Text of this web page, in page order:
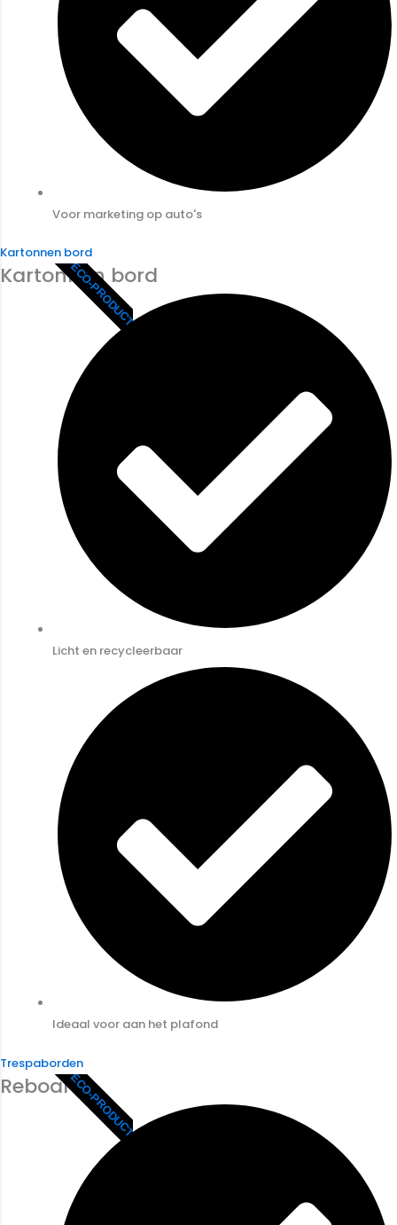
Voor marketing op auto's
Kartonnen bord
ECO-PRODUCT
Kartonnen bord
Licht en recycleerbaar
Ideaal voor aan het plafond
Trespaborden
ECO-PRODUCT
Reboard